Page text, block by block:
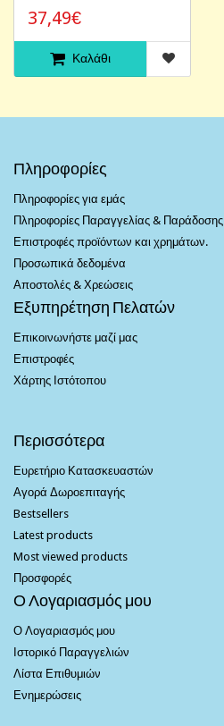
37,49€
Καλάθι
Πληροφορίες
Πληροφορίες για εμάς
Πληροφορίες Παραγγελίας & Παράδοσης
Επιστροφές προϊόντων και χρημάτων.
Προσωπικά δεδομένα
Αποστολές & Χρεώσεις
Εξυπηρέτηση Πελατών
Επικοινωνήστε μαζί μας
Επιστροφές
Χάρτης Ιστότοπου
Περισσότερα
Ευρετήριο Κατασκευαστών
Αγορά Δωροεπιταγής
Bestsellers
Latest products
Most viewed products
Προσφορές
Ο Λογαριασμός μου
Ο Λογαριασμός μου
Ιστορικό Παραγγελιών
Λίστα Επιθυμιών
Ενημερώσεις